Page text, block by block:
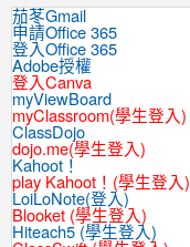
茄苳Gmail
申請Office 365
登入Office 365
Adobe授權
登入Canva
myViewBoard
myClassroom(學生登入)
ClassDojo
dojo.me(學生登入)
Kahoot！
play Kahoot！(學生登入)
LoiLoNote(登入)
Blooket (學生登入)
Hiteach5 (學生登入)